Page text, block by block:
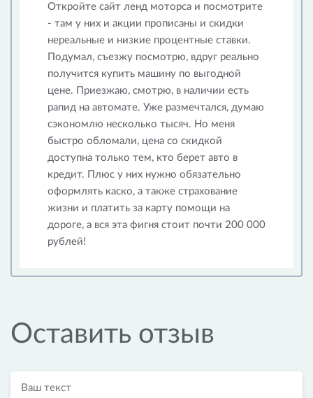
Откройте сайт ленд моторса и посмотрите
- там у них и акции прописаны и скидки
нереальные и низкие процентные ставки.
Подумал, съезжу посмотрю, вдруг реально
получится купить машину по выгодной
цене. Приезжаю, смотрю, в наличии есть
рапид на автомате. Уже размечтался, думаю
сэкономлю несколько тысяч. Но меня
быстро обломали, цена со скидкой
доступна только тем, кто берет авто в
кредит. Плюс у них нужно обязательно
оформлять каско, а также страхование
жизни и платить за карту помощи на
дороге, а вся эта фигня стоит почти 200 000
рублей!
Оставить отзыв